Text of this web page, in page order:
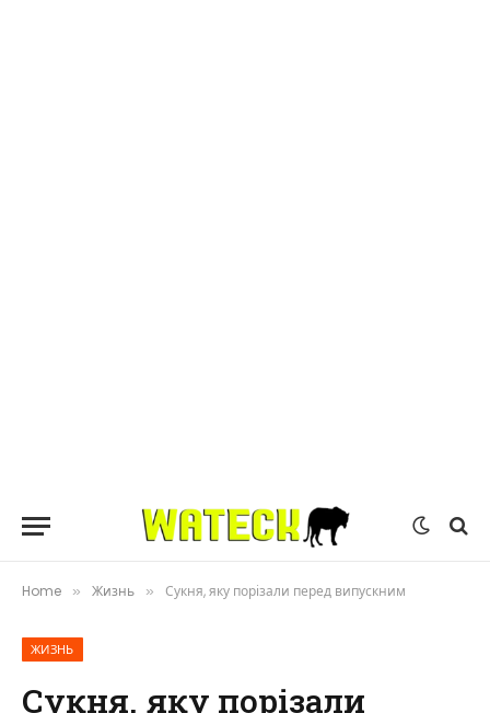
Home » Жизнь » Сукня, яку порізали перед випускним
ЖИЗНЬ
Сукня, яку порізали